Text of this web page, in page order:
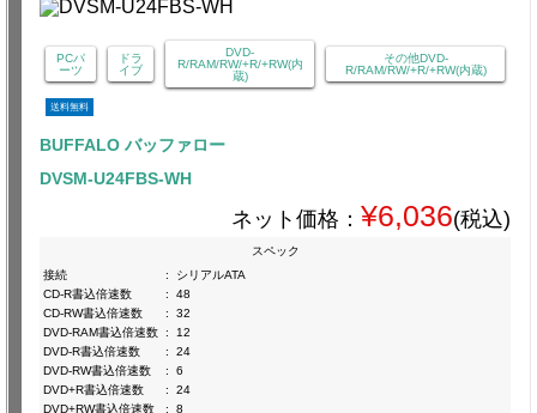
PCパ
ーツ
ドラ
イブ
DVD-
R/RAM/RW/+R/+RW(内
蔵)
その他DVD-
R/RAM/RW/+R/+RW(内蔵)
送料無料
BUFFALO バッファロー
DVSM-U24FBS-WH
ネット価格： ¥6,036(税込)
スペック
接続
:
シリアルATA
CD-R書込倍速数
:
48
CD-RW書込倍速数
:
32
DVD-RAM書込倍速数 :
12
DVD-R書込倍速数
:
24
DVD-RW書込倍速数
:
6
DVD+R書込倍速数
:
24
DVD+RW書込倍速数
: 8